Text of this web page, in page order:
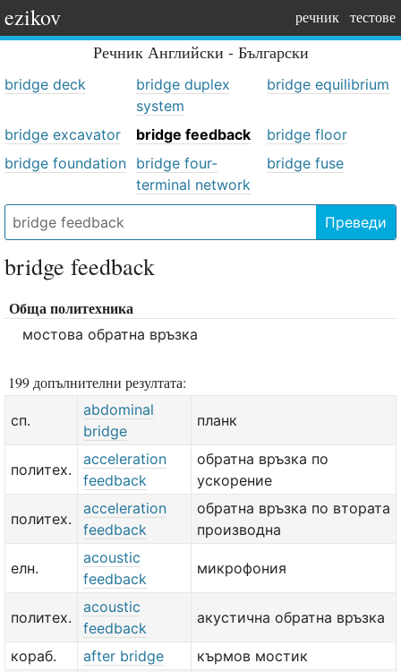
ezikov речник тестове
Речник Английски - Български
bridge deck
bridge duplex
system
bridge equilibrium
bridge excavator bridge feedback
bridge floor
bridge foundation bridge four-
terminal network
bridge fuse
Преведи
bridge feedback
Обща политехника
мостова обратна връзка
199 допълнителни резултата:
сп.
abdominal
bridge
планк
политех.
acceleration
feedback
обратна връзка по
ускорение
политех.
acceleration
feedback
обратна връзка по втората
производна
елн.
acoustic
feedback
микрофония
политех.
acoustic
feedback
акустична обратна връзка
кораб. after bridge кърмов мостик